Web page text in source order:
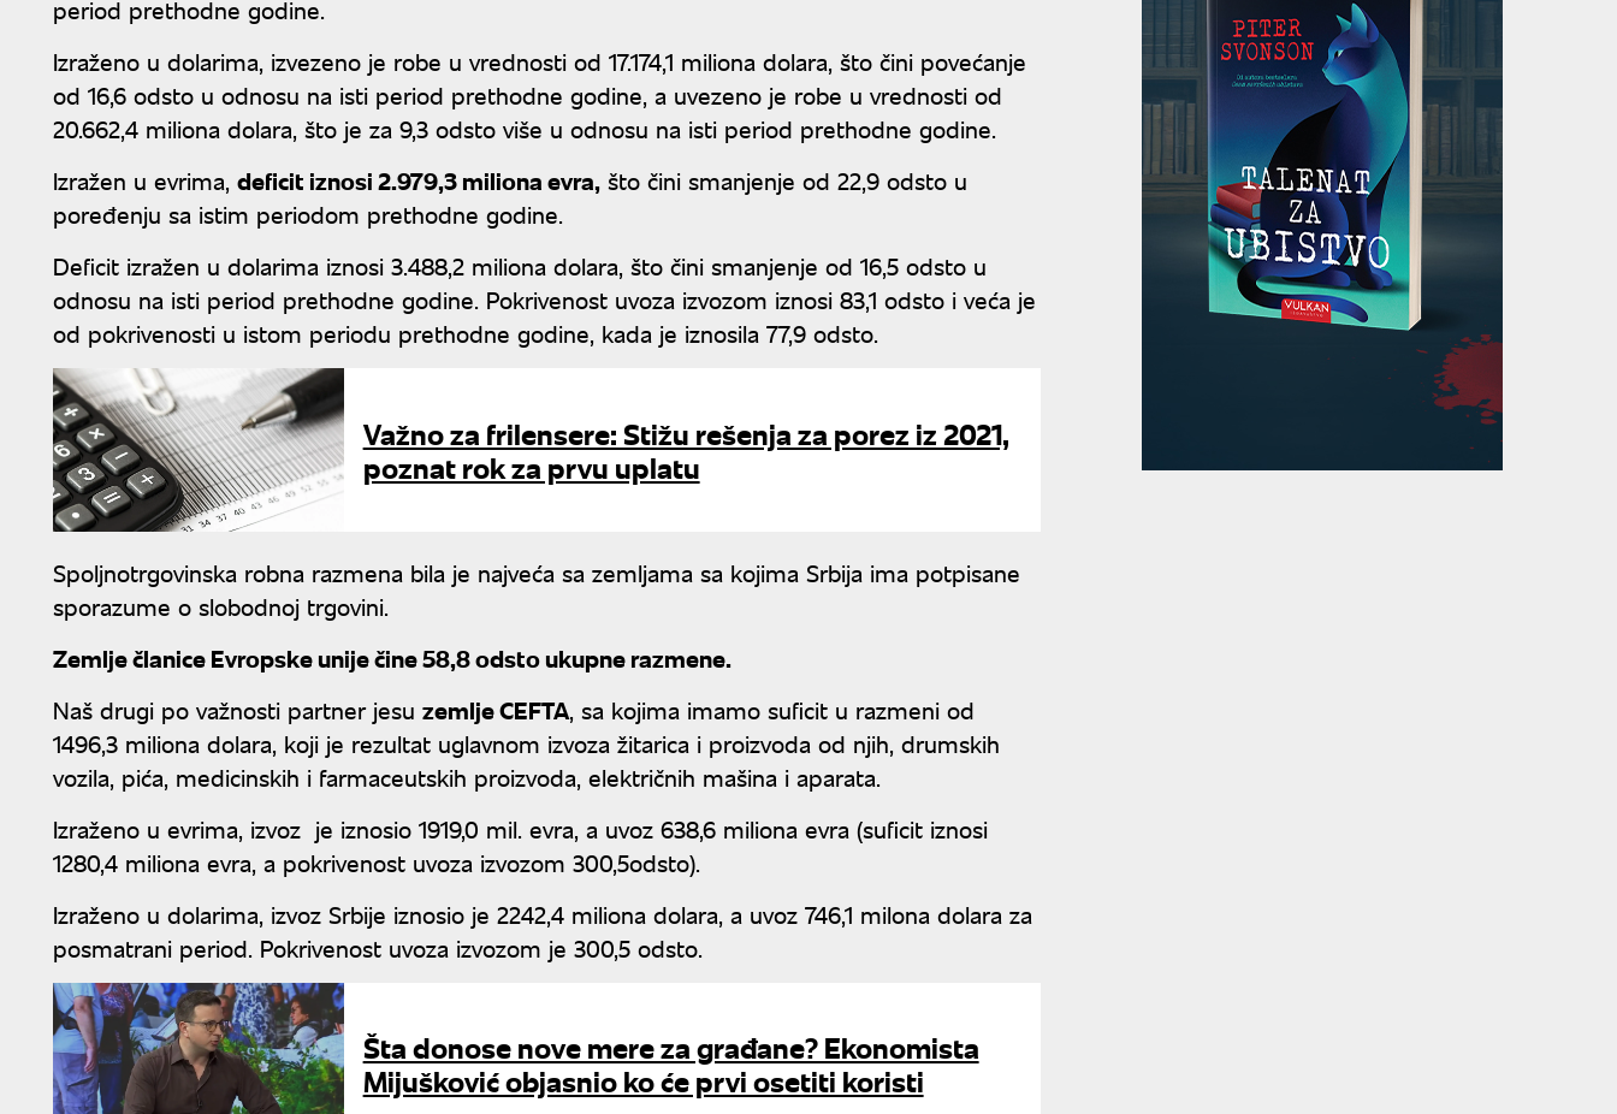
period prethodne godine.
Izraženo u dolarima, izvezeno je robe u vrednosti od 17.174,1 miliona dolara, što čini povećanje
od 16,6 odsto u odnosu na isti period prethodne godine, a uvezeno je robe u vrednosti od
20.662,4 miliona dolara, što je za 9,3 odsto više u odnosu na isti period prethodne godine.
Izražen u evrima, deficit iznosi 2.979,3 miliona evra, što čini smanjenje od 22,9 odsto u
poređenju sa istim periodom prethodne godine.
Deficit izražen u dolarima iznosi 3.488,2 miliona dolara, što čini smanjenje od 16,5 odsto u
odnosu na isti period prethodne godine. Pokrivenost uvoza izvozom iznosi 83,1 odsto i veća je
od pokrivenosti u istom periodu prethodne godine, kada je iznosila 77,9 odsto.
Važno za frilensere: Stižu rešenja za porez iz 2021,
poznat rok za prvu uplatu
Spoljnotrgovinska robna razmena bila je najveća sa zemljama sa kojima Srbija ima potpisane
sporazume o slobodnoj trgovini.
Zemlje članice Evropske unije čine 58,8 odsto ukupne razmene.
Naš drugi po važnosti partner jesu zemlje CEFTA, sa kojima imamo suficit u razmeni od
1496,3 miliona dolara, koji je rezultat uglavnom izvoza žitarica i proizvoda od njih, drumskih
vozila, pića, medicinskih i farmaceutskih proizvoda, električnih mašina i aparata.
Izraženo u evrima, izvoz je iznosio 1919,0 mil. evra, a uvoz 638,6 miliona evra (suficit iznosi
1280,4 miliona evra, a pokrivenost uvoza izvozom 300,5odsto).
Izraženo u dolarima, izvoz Srbije iznosio je 2242,4 miliona dolara, a uvoz 746,1 milona dolara za
posmatrani period. Pokrivenost uvoza izvozom je 300,5 odsto.
Šta donose nove mere za građane? Ekonomista
Mijušković objasnio ko će prvi osetiti koristi